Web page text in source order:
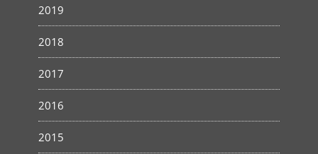
2019
2018
2017
2016
2015